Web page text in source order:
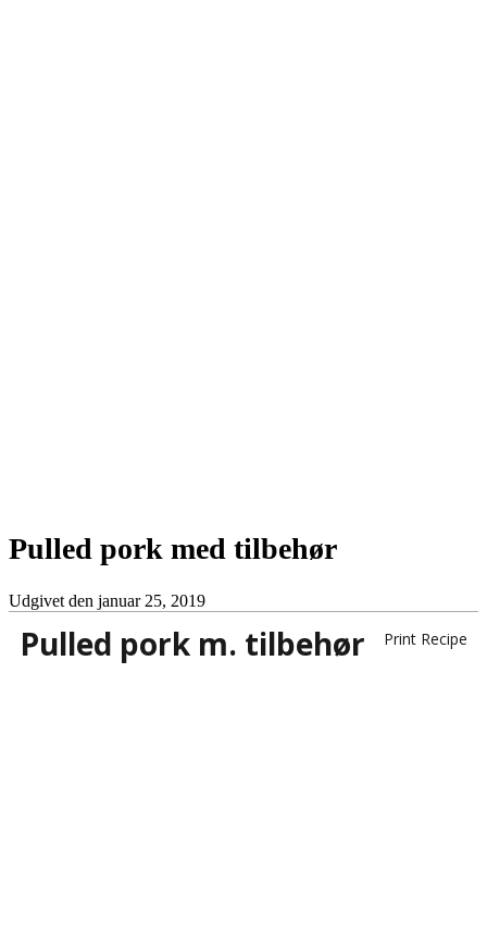
Pulled pork med tilbehør
Udgivet den januar 25, 2019
Print Recipe
Pulled pork m. tilbehør